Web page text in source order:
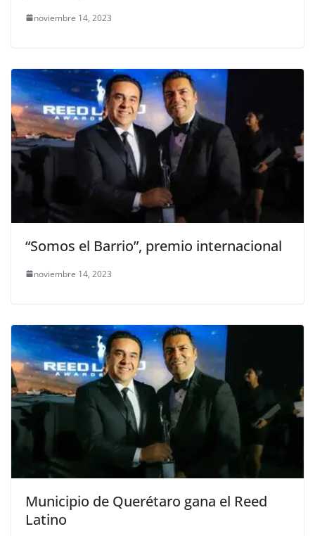
noviembre 14, 2023
“Somos el Barrio”, premio internacional
noviembre 14, 2023
Municipio de Querétaro gana el Reed
Latino